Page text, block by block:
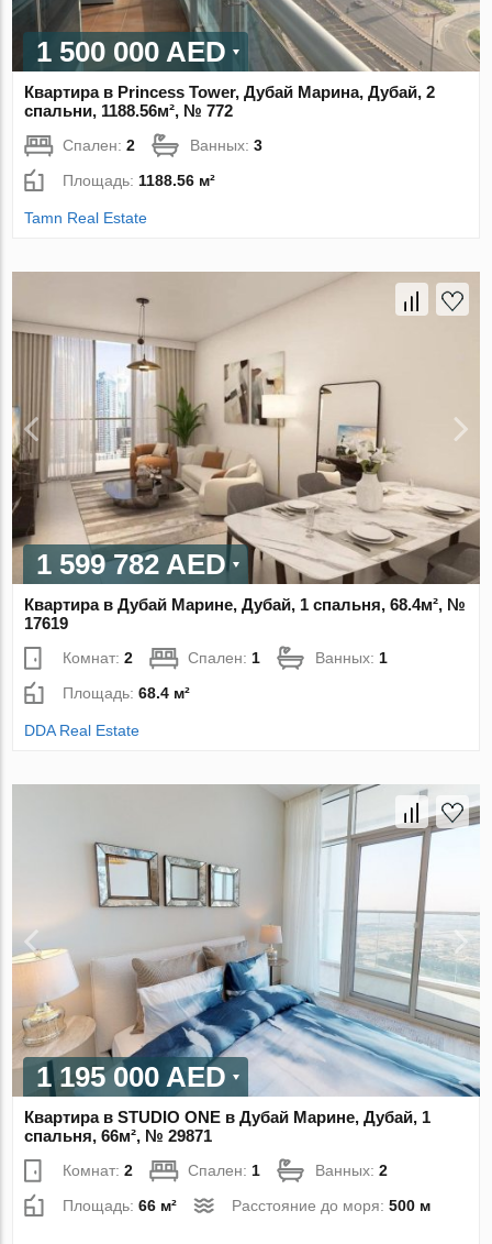
1 500 000 AED
Квартира в Princess Tower, Дубай Марина, Дубай, 2
спальни, 1188.56м², № 772
Спален:2 Ванных:3
Площадь:1188.56 м²
Tamn Real Estate
1 599 782 AED
Квартира в Дубай Марине, Дубай, 1 спальня, 68.4м², №
17619
Комнат:2 Спален: 1 Ванных: 1
Площадь:68.4 м²
DDA Real Estate
1 195 000 AED
Квартира в STUDIO ONE в Дубай Марине, Дубай, 1
спальня, 66м², № 29871
Комнат:2 Спален: 1 Ванных:2
Площадь:66 м² Расстояние до моря:500 м